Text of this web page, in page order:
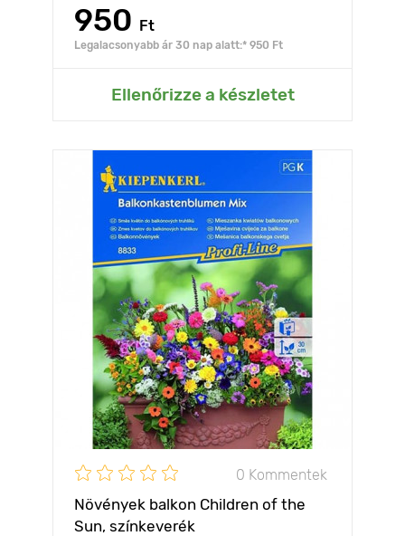
950 Ft
Legalacsonyabb ár 30 nap alatt:* 950 Ft
Ellenőrizze a készletet
0 Kommentek
Növények balkon Children of the
Sun, színkeverék